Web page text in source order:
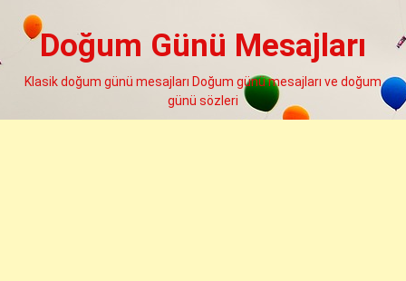
Doğum Günü Mesajları
Klasik doğum günü mesajları Doğum günü mesajları ve doğum
günü sözleri